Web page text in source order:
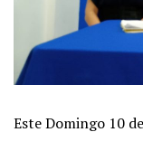
Este Domingo 10